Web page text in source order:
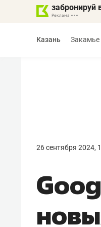
забронируй
Казань Закамье
26 сентября 2024,